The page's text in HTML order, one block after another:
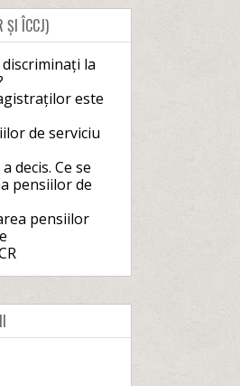
ȘI ÎCCJ)
la
este
de serviciu
decis. Ce se
pensiilor de
pensiilor